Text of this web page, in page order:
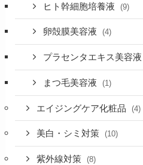
ヒト幹細胞培養液 (9)
卵殻膜美容液 (4)
プラセンタエキス美容液
まつ毛美容液 (1)
エイジングケア化粧品 (4)
美白・シミ対策 (10)
紫外線対策 (8)